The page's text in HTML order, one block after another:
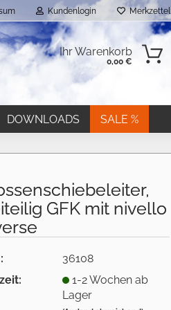
Kundenlogin Merkzettel
Ihr Warenkorb
0,00 €
DOWNLOADS SALE %
GFK mit nivello
36108
1-2 Wochen ab
Lager